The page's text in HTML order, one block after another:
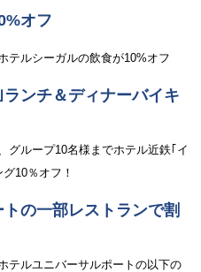
オフ
テルシーガルの飲食が10%オフ
ンチ＆ディナーバイキ
グループ10名様までホテル近鉄｢イ
10％オフ！
の一部レストランで割
テルユニバーサルポートの以下の